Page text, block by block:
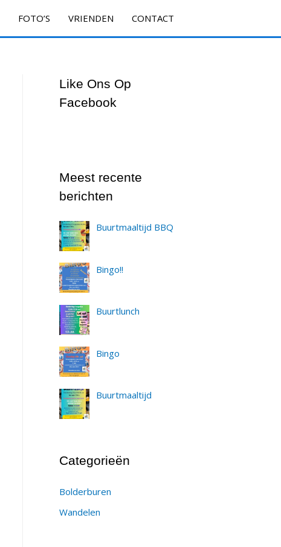
FOTO’S VRIENDEN CONTACT
Like Ons Op
Facebook
Meest recente
berichten
Buurtmaaltijd BBQ
Bingo!!
Buurtlunch
Bingo
Buurtmaaltijd
Categorieën
Bolderburen
Wandelen